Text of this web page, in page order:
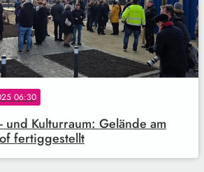
06:30
und Kulturraum: Gelände am
fertiggestellt